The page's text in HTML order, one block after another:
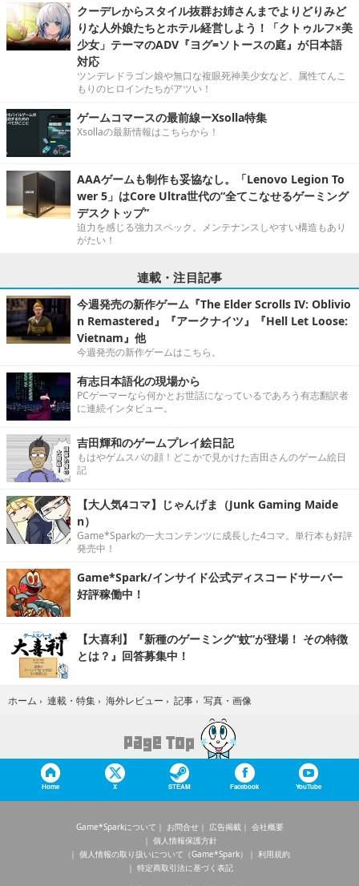
クーデレからスタイル抜群お姉さんまでよりどりみど
りな人外娘たちとホテル経営しよう！「クトゥルフ×美
少女」テーマのADV『ヨグ=ソトースの庭』が日本語
対応
ツンデレドラゴン娘や無口な複眼死神美少女など、属性てんこ
もりのヒロインたちがアツい！
ゲームコマースの最前線ーXsolla特集
Xsollaの最新情報はこちらから！
AAAゲームも制作も妥協なし。「Lenovo Legion To
wer 5」はCore Ultra世代の“全てこなせるゲーミング
デスクトップ”
迫力を感じる強力スペック。メンテナンスしやすい構造もあり
がたい！
連載・注目記事
今週発売の新作ゲーム『The Elder Scrolls IV: Oblivio
n Remastered』『アークナイツ』『Hell Let Loose:
Vietnam』他
今週発売の新作ゲームはこちら。
有志日本語化の現場から
PCゲーマーなら何かとお世話になっているであろう有志翻訳者
に連続インタビュー。
吉田輝和のゲームプレイ絵日記
もはやゲムスパの顔！どこかで見かけた吉田さんのゲーム絵日
記
【大人気4コマ】じゃんげま（Junk Gaming Maide
n）
Game*Sparkの一大コンテンツに成長した4コマ。単行本も好評
発売中！
Game*Spark/インサイド公式ディスコードサーバー
好評稼働中！
【大喜利】『新種のゲーミング“蚊”が登場！ その特徴
とは？』回答募集中！
ホーム › 連載・特集 › 海外レビュー › 記事 › 写真・画像
Home X STEAM Facebook YouTube
Game*Sparkについて お問合せ 広告掲載
会社概要
個人情報保護方針
個人情報の取り扱いについて（Game*Spark）
利用規約
特定商取引法に基づく表記